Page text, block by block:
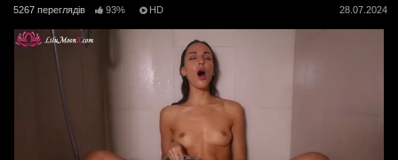
5267 переглядів 93% HD 28.07.2024